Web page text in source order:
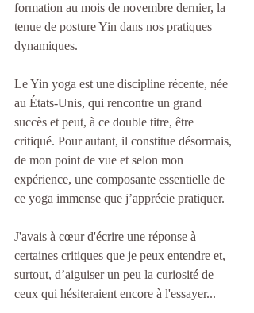
formation au mois de novembre dernier, la
tenue de posture Yin dans nos pratiques
dynamiques.
Le Yin yoga est une discipline récente, née
au États-Unis, qui rencontre un grand
succès et peut, à ce double titre, être
critiqué. Pour autant, il constitue désormais,
de mon point de vue et selon mon
expérience, une composante essentielle de
ce yoga immense que j’apprécie pratiquer.
J'avais à cœur d'écrire une réponse à
certaines critiques que je peux entendre et,
surtout, d’aiguiser un peu la curiosité de
ceux qui hésiteraient encore à l'essayer...